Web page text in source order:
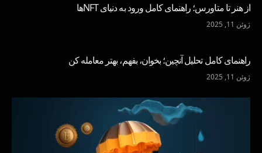
از هنر تا متاورس؛ راهنمای کامل ورود به دنیای NFTها
ژوئن 11, 2025
راهنمای کامل تحلیل آنچین؛ بخوان، بفهم، بهتر معامله کن
ژوئن 11, 2025